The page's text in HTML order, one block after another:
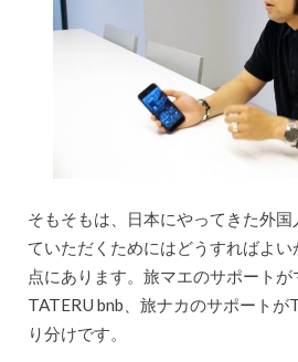
そもそもは、日本にやってきた外
ていただくためにはどうすればよ
点にあります。旅マエのサポート
TATERU bnb、旅ナカのサポートが
り分けです。